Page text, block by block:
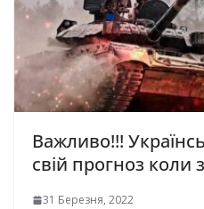
Важливо!!!
свій прогноз коли
31 Березня, 2022